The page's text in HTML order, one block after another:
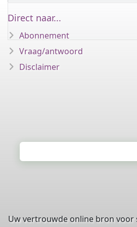
Direct naar...
Abonnement
Vraag/antwoord
Disclaimer
Uw vertrouwde online bron